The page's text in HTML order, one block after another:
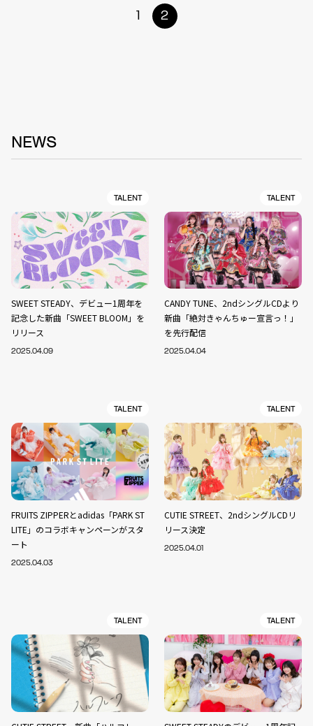
1 2
NEWS
TALENT
SWEET STEADY、デビュー1周年を
記念した新曲「SWEET BLOOM」を
リリース
2025.04.09
TALENT
CANDY TUNE、2ndシングルCDより
新曲「絶対きゃんちゅー宣言っ！」
を先行配信
2025.04.04
TALENT
FRUITS ZIPPERとadidas「PARK ST
LITE」のコラボキャンペーンがスタ
ート
2025.04.03
TALENT
CUTIE STREET、2ndシングルCDリ
リース決定
2025.04.01
TALENT TALENT